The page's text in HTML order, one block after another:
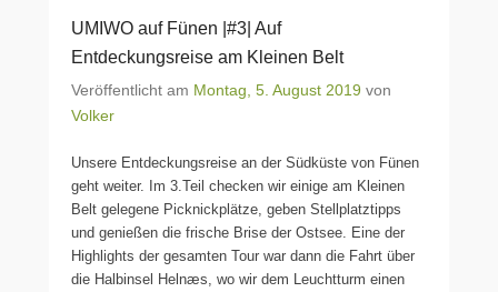
UMIWO auf Fünen |#3| Auf
Entdeckungsreise am Kleinen Belt
Veröffentlicht am Montag, 5. August 2019 von
Volker
Unsere Entdeckungsreise an der Südküste von Fünen
geht weiter. Im 3.Teil checken wir einige am Kleinen
Belt gelegene Picknickplätze, geben Stellplatztipps
und genießen die frische Brise der Ostsee. Eine der
Highlights der gesamten Tour war dann die Fahrt über
die Halbinsel Helnæs, wo wir dem Leuchtturm einen